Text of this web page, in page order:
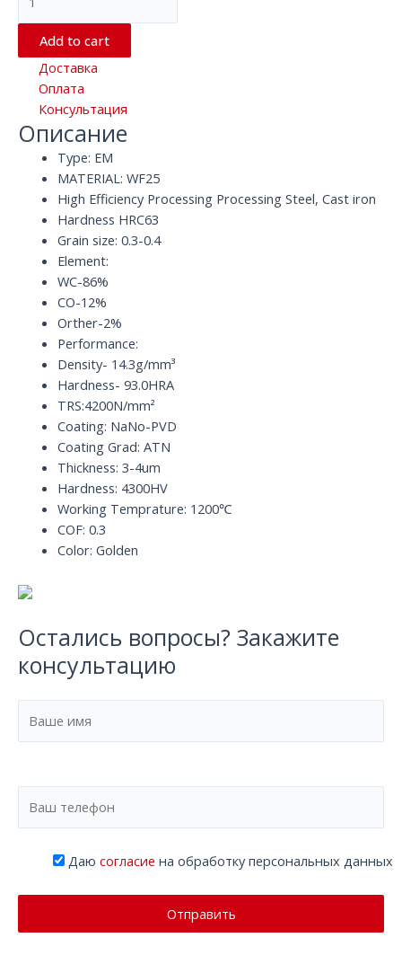
твердосплавная
концевая
фреза
канавками
D10.0*75*D10
WF25
HRC63
quantity
Add to cart
Доставка
Оплата
Консультация
Описание
Type: EM
MATERIAL: WF25
High Efficiency Processing Processing Steel, Cast iron
Hardness HRC63
Grain size: 0.3-0.4
Element:
WC-86%
CO-12%
Orther-2%
Performance:
Density- 14.3g/mm³
Hardness- 93.0HRA
TRS:4200N/mm²
Coating: NaNo-PVD
Coating Grad: ATN
Thickness: 3-4um
Hardness: 4300HV
Working Temprature: 1200℃
COF: 0.3
Color: Golden
Остались вопросы? Закажите
консультацию
Даю согласие на обработку персональных данных